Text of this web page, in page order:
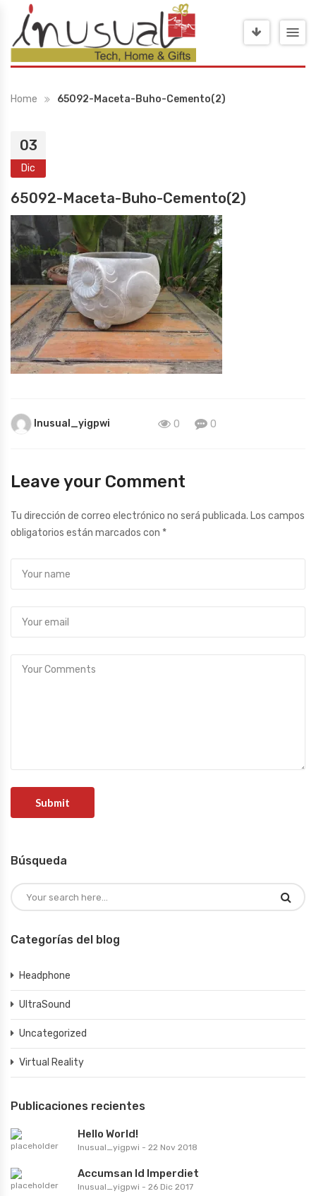
Home 65092-Maceta-Buho-Cemento(2)
03
Dic
65092-Maceta-Buho-Cemento(2)
Inusual_yigpwi 0 0
Leave your Comment
Tu dirección de correo electrónico no será publicada. Los campos
obligatorios están marcados con *
Búsqueda
Categorías del blog
Headphone
UltraSound
Uncategorized
Virtual Reality
Publicaciones recientes
Hello World!
Inusual_yigpwi - 22 Nov 2018
Accumsan Id Imperdiet
Inusual_yigpwi - 26 Dic 2017